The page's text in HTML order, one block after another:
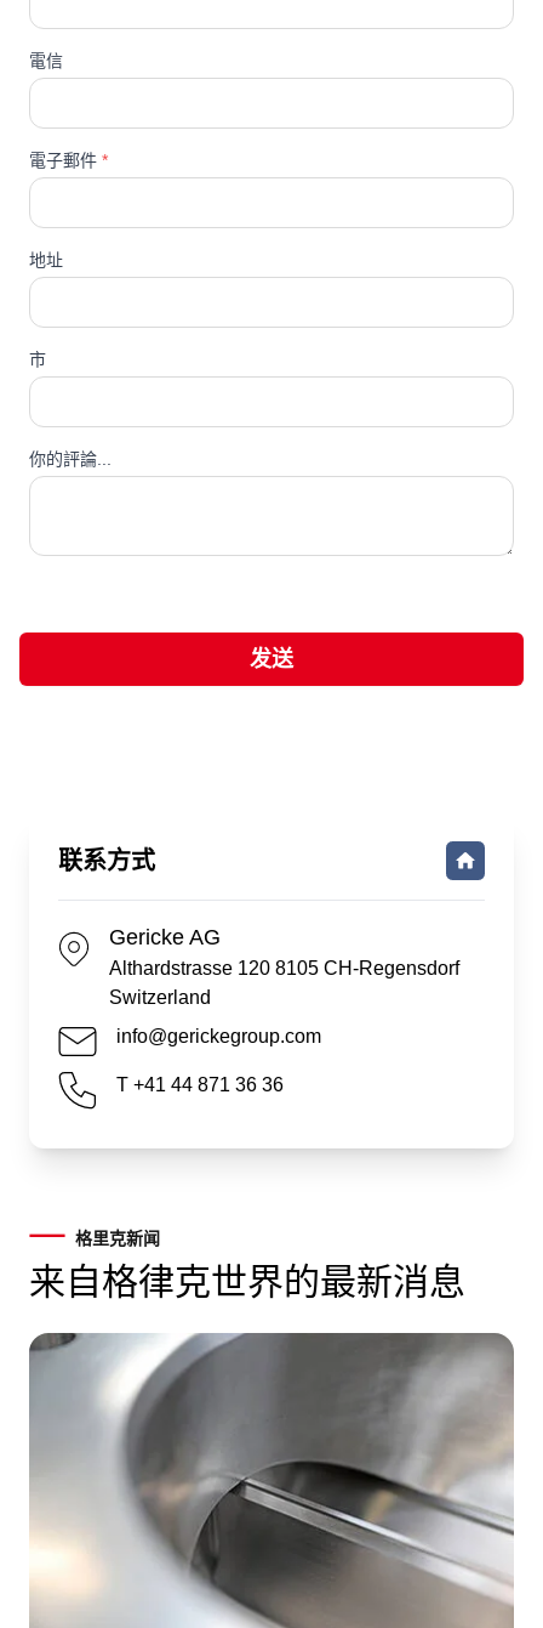
電信
電子郵件 *
地址
市
你的評論...
发送
联系方式
Gericke AG
Althardstrasse 120 8105 CH-Regensdorf
Switzerland
info@gerickegroup.com
T +41 44 871 36 36
格里克新闻
来自格律克世界的最新消息